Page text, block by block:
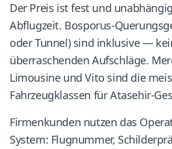
Der Preis ist fest und
Abflugzeit. Bosporus-
oder Tunnel) sind inklusive —
überraschenden Aufschläge.
Limousine und Vito sind die
Fahrzeugklassen für Atasehir-
Firmenkunden nutzen das
System: Flugnummer,